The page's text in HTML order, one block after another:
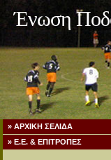
Ένωση
» ΑΡΧΙΚΗ ΣΕΛΙΔΑ
» Ε.Ε. & ΕΠΙΤΡΟΠΕΣ